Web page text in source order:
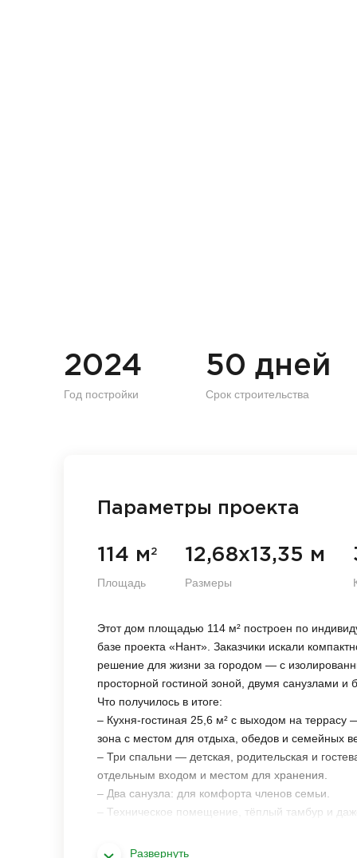
2024
Год постройки
50 дней
Срок строительства
Параметры проекта
114 м 2
Площадь
12,68х13,35 м
Размеры
Этот дом площадью 114 м² построен по
базе проекта «Нант». Заказчики искали
решение для жизни за городом — с
просторной гостиной зоной, двумя санузлами и
Что получилось в итоге:
– Кухня-гостиная 25,6 м² с выходом на террасу
зона с местом для отдыха, обедов и семейных
– Три спальни — детская, родительская и
отдельным входом и местом для хранения.
– Два санузла: для комфорта членов семьи.
– Техническое помещение, тёплый тамбур и
Архитектура и отделка:
Развернуть